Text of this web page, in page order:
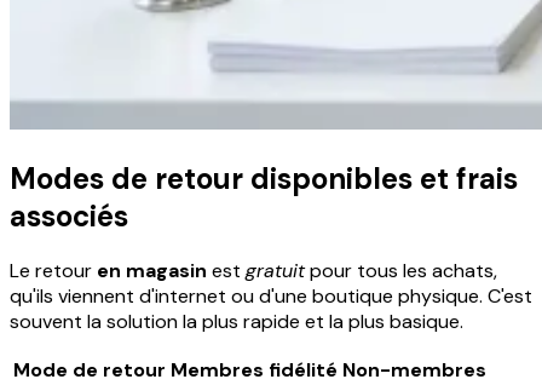
Modes de retour disponibles et frais
associés
Le retour en magasin estgratuitpour tous les achats,
qu'ils viennent d'internet ou d'une boutique physique. C'est
souvent la solution la plus rapide et la plus basique.
Mode de retour Membres fidélité Non-membres